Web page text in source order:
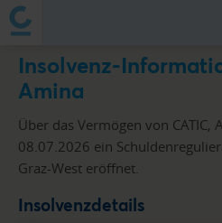
Insolvenz-
Amina
Über das Vermögen von CATIC,
08.07.2026 ein
Graz-West eröffnet.
Insolvenzdetails